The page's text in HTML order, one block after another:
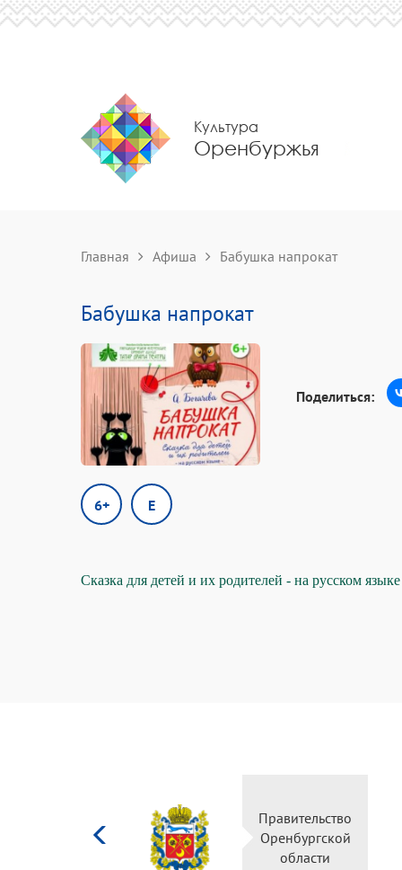
Культура
Оренбуржья
Главная Афиша Бабушка напрокат
Бабушка напрокат
6+ E
Поделиться:
Сказка для детей и их родителей - на русском языке
культуры
Российской
Правительство
Оренбургской
области